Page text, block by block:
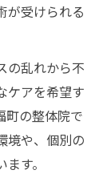
の専門施
目ポイン
魅力を体
が受けられる
の乱れから不
ケアを希望す
町の整体院で
境や、個別の
す。